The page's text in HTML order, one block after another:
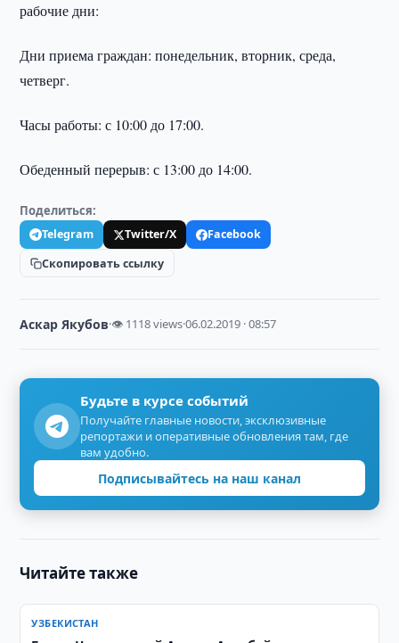
рабочие дни:
Дни приема граждан: понедельник, вторник, среда,
четверг.
Часы работы: с 10:00 до 17:00.
Обеденный перерыв: с 13:00 до 14:00.
Поделиться:
Telegram Twitter/X
Facebook
Скопировать ссылку
Аскар Якубов·👁 1118 views·06.02.2019 · 08:57
Будьте в курсе событий
Получайте главные новости, эксклюзивные
репортажи и оперативные обновления там, где
вам удобно.
Подписывайтесь на наш канал
Читайте также
УЗБЕКИСТАН